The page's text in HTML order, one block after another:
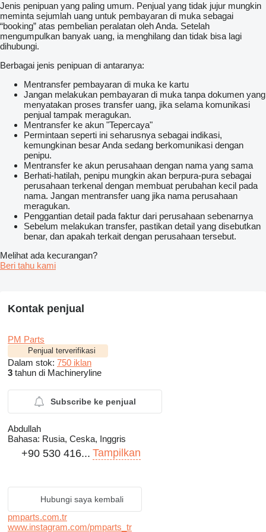
Jenis penipuan yang paling umum. Penjual yang tidak jujur mungkin
meminta sejumlah uang untuk pembayaran di muka sebagai
“booking” atas pembelian peralatan oleh Anda. Setelah
mengumpulkan banyak uang, ia menghilang dan tidak bisa lagi
dihubungi.
Berbagai jenis penipuan di antaranya:
Mentransfer pembayaran di muka ke kartu
Jangan melakukan pembayaran di muka tanpa dokumen yang
menyatakan proses transfer uang, jika selama komunikasi
penjual tampak meragukan.
Mentransfer ke akun "Tepercaya"
Permintaan seperti ini seharusnya sebagai indikasi,
kemungkinan besar Anda sedang berkomunikasi dengan
penipu.
Mentransfer ke akun perusahaan dengan nama yang sama
Berhati-hatilah, penipu mungkin akan berpura-pura sebagai
perusahaan terkenal dengan membuat perubahan kecil pada
nama. Jangan mentransfer uang jika nama perusahaan
meragukan.
Penggantian detail pada faktur dari perusahaan sebenarnya
Sebelum melakukan transfer, pastikan detail yang disebutkan
benar, dan apakah terkait dengan perusahaan tersebut.
Melihat ada kecurangan?
Beri tahu kami
Kontak penjual
PM Parts
Penjual terverifikasi
Dalam stok: 750 iklan
3 tahun di Machineryline
Subscribe ke penjual
Abdullah
Bahasa: Rusia, Ceska, Inggris
+90 530 416... Tampilkan
Hubungi saya kembali
pmparts.com.tr
www.instagram.com/pmparts_tr